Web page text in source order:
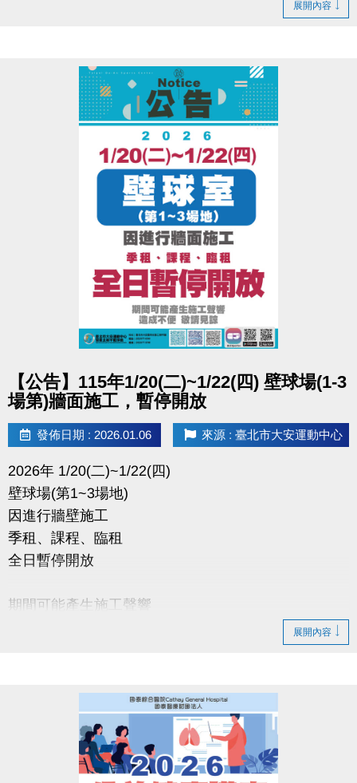
大安運動中心 #壁球室(1~3場地)
2/14(六)~2/15(日)因三樓球場進行畫線施工
將產生大量異味，故也全面暫停開放
季租、課程、臨租、公益時段皆暫停
已繳費用於下一季扣除
大安運動中心 感謝您的配合
展開內容
【公告】115年1/20(二)~1/22(四) 壁球場(1-3
場第)牆面施工，暫停開放
發佈日期 : 2026.01.06 來源 : 臺北市大安運動中心
2026年 1/20(二)~1/22(四)
壁球場(第1~3場地)
因進行牆壁施工
季租、課程、臨租
全日暫停開放
期間可能產生施工聲響
展開內容